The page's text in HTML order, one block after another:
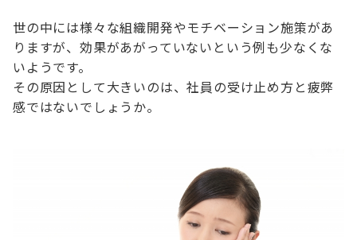
世の中には様々な組織開発やモチベーション施策があ
りますが、効果があがっていないという例も少なくな
いようです。
その原因として大きいのは、社員の受け止め方と疲弊
感ではないでしょうか。